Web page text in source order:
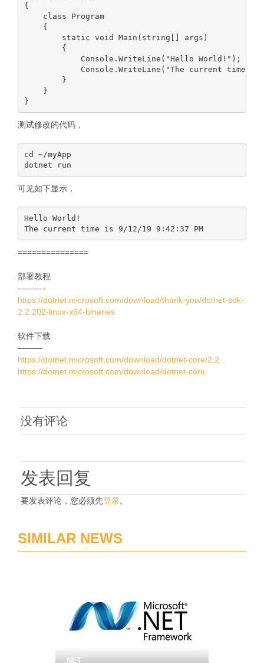
{
    class Program
    {
        static void Main(string[] args)
        {
            Console.WriteLine("Hello World!");
Console.WriteLine("The current time is
        }
    }
测试修改的代码，
cd ~/myApp
可见如下显示，
Hello World!
The current time is 9/12/19 9:42:37 PM
===============
部署教程
———-
https://dotnet.microsoft.com/download/thank-you/dotnet-sdk-
2.2.202-linux-x64-binaries
软件下载
———
https://dotnet.microsoft.com/download/dotnet-core/2.2
https://dotnet.microsoft.com/download/dotnet-core
没有评论
发表回复
要发表评论，您必须先登录。
SIMILAR NEWS
.NET